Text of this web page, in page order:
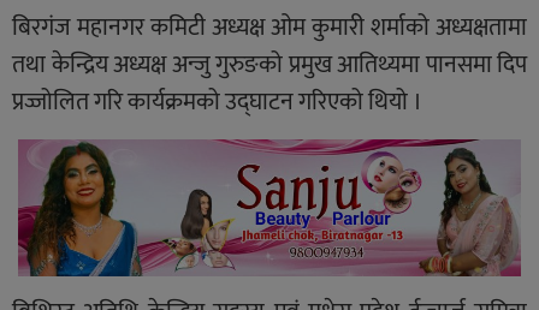
बिरगंज महानगर कमिटी अध्यक्ष ओम कुमारी शर्माको अध्यक्षतामा
तथा केन्द्रिय अध्यक्ष अन्जु गुरुङको प्रमुख आतिथ्यमा पानसमा दिप
प्रज्जोलित गरि कार्यक्रमको उद्घाटन गरिएको थियो ।